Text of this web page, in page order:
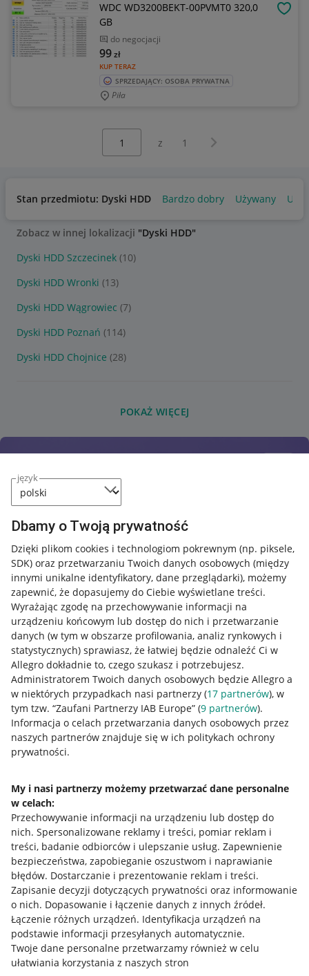
język
Dbamy o Twoją prywatność
Dzięki plikom cookies i technologiom pokrewnym (np. piksele,
SDK) oraz przetwarzaniu Twoich danych osobowych (między
innymi unikalne identyfikatory, dane przeglądarki), możemy
zapewnić, że dopasujemy do Ciebie wyświetlane treści.
Wyrażając zgodę na przechowywanie informacji na
urządzeniu końcowym lub dostęp do nich i przetwarzanie
danych (w tym w obszarze profilowania, analiz rynkowych i
statystycznych) sprawiasz, że łatwiej będzie odnaleźć Ci w
Allegro dokładnie to, czego szukasz i potrzebujesz.
Administratorem Twoich danych osobowych będzie Allegro a
w niektórych przypadkach nasi partnerzy (17 partnerów), w
tym tzw. “Zaufani Partnerzy IAB Europe” (9 partnerów).
Informacja o celach przetwarzania danych osobowych przez
naszych partnerów znajduje się w ich politykach ochrony
prywatności.
My i nasi partnerzy możemy przetwarzać dane personalne
w celach:
Przechowywanie informacji na urządzeniu lub dostęp do
nich. Spersonalizowane reklamy i treści, pomiar reklam i
treści, badanie odbiorców i ulepszanie usług. Zapewnienie
bezpieczeństwa, zapobieganie oszustwom i naprawianie
błędów. Dostarczanie i prezentowanie reklam i treści.
Zapisanie decyzji dotyczących prywatności oraz informowanie
o nich. Dopasowanie i łączenie danych z innych źródeł.
Łączenie różnych urządzeń. Identyfikacja urządzeń na
podstawie informacji przesyłanych automatycznie.
Twoje dane personalne przetwarzamy również w celu
ułatwiania korzystania z naszych stron
WDC WD3200BEKT-00PVMT0 320,0
GB
do negocjacji
KUP TERAZ
99zł
SPRZEDAJĄCY: OSOBA PRYWATNA
Piła
z 1 Następna strona
Stan przedmiotu: Dyski HDD Bardzo dobry Używany
Zobacz w innej lokalizacji "Dyski HDD"
Dyski HDD Szczecinek (10)
Dyski HDD Wronki (13)
Dyski HDD Wągrowiec (7)
Dyski HDD Poznań (114)
Dyski HDD Chojnice (28)
POKAŻ WIĘCEJ
Przydatne informacje
Jak to działa
Allegro Gadane dla sprzedających
Allegro Gadane dla kupujących
Mapa miejscowości
Informacje prawne
Regulamin
Polityka plików "cookies"
Ustawienia plików "cookies"